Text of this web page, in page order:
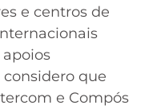
e centros de
apoios
que
e Compós